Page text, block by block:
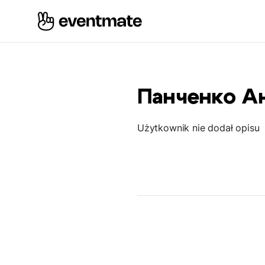
Панченко
Użytkownik nie dodał opisu